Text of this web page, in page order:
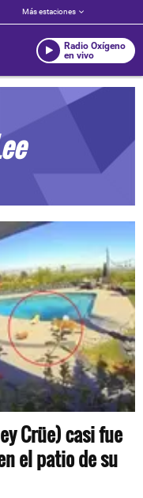
Más estaciones
Radio Oxígeno
en vivo
Crüe) casi fue
el patio de su